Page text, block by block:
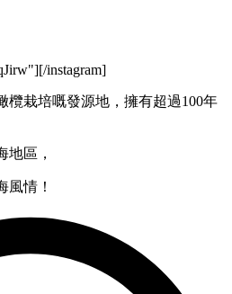
instagram]
欖栽培嘅發源地，擁有超過100年
地區，
風情！